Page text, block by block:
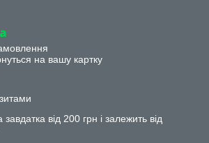
на вашу картку
від 200 грн і залежить від